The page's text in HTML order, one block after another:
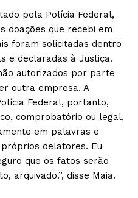
pela Polícia Federal,
doações que recebi em
foram solicitadas dentro
e declaradas à Justiça.
autorizados por parte
outra empresa. A
Federal, portanto,
comprobatório ou legal,
em palavras e
delatores. Eu
que os fatos serão
arquivado.”, disse Maia.